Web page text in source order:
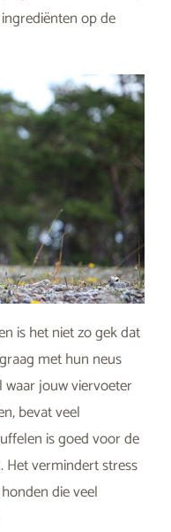
op de
is het niet zo gek dat
met hun neus
jouw viervoeter
bevat veel
is goed voor de
Het vermindert stress
die veel